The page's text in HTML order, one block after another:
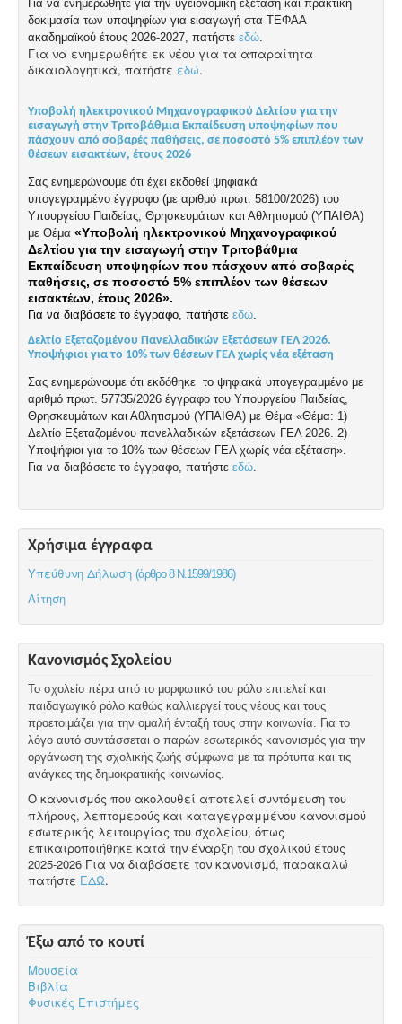
Για να ενημερωθήτε για την υγειονομική εξέταση και πρακτική
δοκιμασία των υποψηφίων για εισαγωγή στα ΤΕΦΑΑ
ακαδημαϊκού έτους 2026-2027, πατήστε εδώ.
Για να ενημερωθήτε εκ νέου για τα απαραίτητα
δικαιολογητικά, πατήστε εδώ.
Υποβολή ηλεκτρονικού Μηχανογραφικού Δελτίου για την
εισαγωγή στην Τριτοβάθμια Εκπαίδευση υποψηφίων που
πάσχουν από σοβαρές παθήσεις, σε ποσοστό 5% επιπλέον των
θέσεων εισακτέων, έτους 2026
Σας ενημερώνουμε ότι έχει εκδοθεί ψηφιακά
υπογεγραμμένο έγγραφο (με αριθμό πρωτ. 58100/2026) του
Υπουργείου Παιδείας, Θρησκευμάτων και Αθλητισμού (ΥΠΑΙΘΑ)
με Θέμα «Υποβολή ηλεκτρονικού Μηχανογραφικού
Δελτίου για την εισαγωγή στην Τριτοβάθμια
Εκπαίδευση υποψηφίων που πάσχουν από σοβαρές
παθήσεις, σε ποσοστό 5% επιπλέον των θέσεων
εισακτέων, έτους 2026».
Για να διαβάσετε το έγγραφο, πατήστε εδώ.
Δελτίο Εξεταζομένου Πανελλαδικών Εξετάσεων ΓΕΛ 2026.
Υποψήφιοι για το 10% των θέσεων ΓΕΛ χωρίς νέα εξέταση
Σας ενημερώνουμε ότι εκδόθηκε το ψηφιακά υπογεγραμμένο με
αριθμό πρωτ. 57735/2026 έγγραφο του Υπουργείου Παιδείας,
Θρησκευμάτων και Αθλητισμού (ΥΠΑΙΘΑ) με Θέμα «Θέμα: 1)
Δελτίο Εξεταζομένου πανελλαδικών εξετάσεων ΓΕΛ 2026. 2)
Υποψήφιοι για το 10% των θέσεων ΓΕΛ χωρίς νέα εξέταση».
Για να διαβάσετε το έγγραφο, πατήστε εδώ.
Χρήσιμα έγγραφα
Υπεύθυνη Δήλωση (άρθρο 8 Ν.1599/1986)
Αίτηση
Κανονισμός Σχολείου
Το σχολείο πέρα από το μορφωτικό του ρόλο επιτελεί και
παιδαγωγικό ρόλο καθώς καλλιεργεί τους νέους και τους
προετοιμάζει για την ομαλή ένταξή τους στην κοινωνία. Για το
λόγο αυτό συντάσσεται ο παρών εσωτερικός κανονισμός για την
οργάνωση της σχολικής ζωής σύμφωνα με τα πρότυπα και τις
ανάγκες της δημοκρατικής κοινωνίας.
Ο κανονισμός που ακολουθεί αποτελεί συντόμευση του
πλήρους, λεπτομερούς και καταγεγραμμένου κανονισμού
εσωτερικής λειτουργίας του σχολείου, όπως
επικαιροποιήθηκε κατά την έναρξη του σχολικού έτους
2025-2026 Για να διαβάσετε τον κανονισμό, παρακαλώ
πατήστε ΕΔΩ.
Έξω από το κουτί
Μουσεία
Βιβλία
Φυσικές Επιστήμες